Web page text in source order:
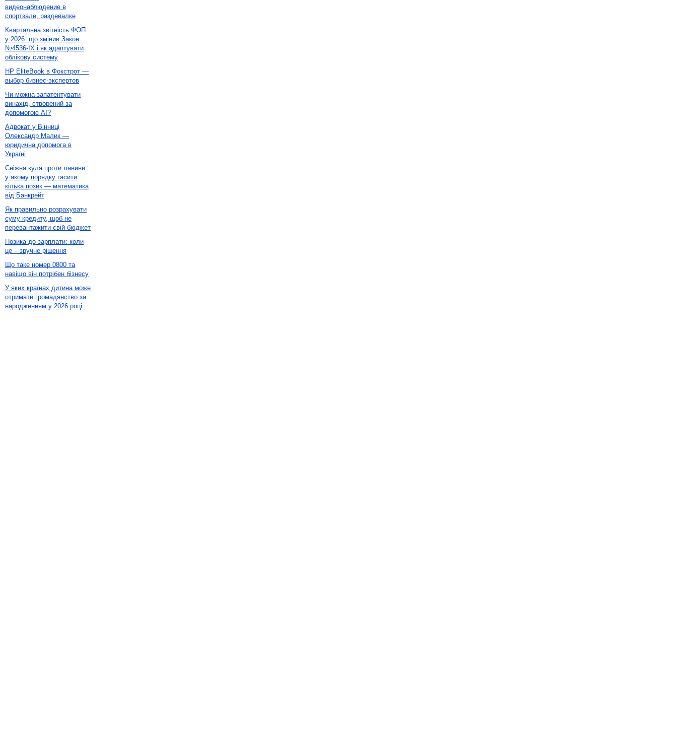
видеонаблюдение в
спортзале, раздевалке
Квартальна звітність ФОП
у 2026: що змінив Закон
№4536-IX і як адаптувати
облікову систему
HP EliteBook в Фокстрот —
выбор бизнес-экспертов
Чи можна запатентувати
винахід, створений за
допомогою AI?
Адвокат у Вінниці
Олександр Малик —
юридична допомога в
Україні
Сніжна куля проти лавини:
у якому порядку гасити
кілька позик — математика
від Банкрейт
Як правильно розрахувати
суму кредиту, щоб не
перевантажити свій бюджет
Позика до зарплати: коли
це – зручне рішення
Що таке номер 0800 та
навіщо він потрібен бізнесу
У яких країнах дитина може
отримати громадянство за
народженням у 2026 році